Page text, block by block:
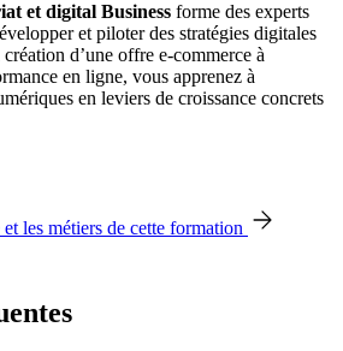
et digital Business forme des experts
et piloter des stratégies digitales
d’une offre e-commerce à
en ligne, vous apprenez à
en leviers de croissance concrets
les métiers de cette formation